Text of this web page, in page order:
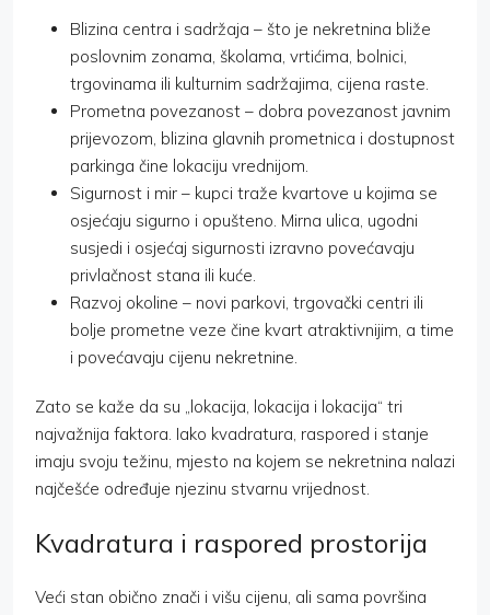
Blizina centra i sadržaja – što je nekretnina bliže
poslovnim zonama, školama, vrtićima, bolnici,
trgovinama ili kulturnim sadržajima, cijena raste.
Prometna povezanost – dobra povezanost javnim
prijevozom, blizina glavnih prometnica i dostupnost
parkinga čine lokaciju vrednijom.
Sigurnost i mir – kupci traže kvartove u kojima se
osjećaju sigurno i opušteno. Mirna ulica, ugodni
susjedi i osjećaj sigurnosti izravno povećavaju
privlačnost stana ili kuće.
Razvoj okoline – novi parkovi, trgovački centri ili
bolje prometne veze čine kvart atraktivnijim, a time
i povećavaju cijenu nekretnine.
Zato se kaže da su „lokacija, lokacija i lokacija“ tri
najvažnija faktora. Iako kvadratura, raspored i stanje
imaju svoju težinu, mjesto na kojem se nekretnina nalazi
najčešće određuje njezinu stvarnu vrijednost.
Kvadratura i raspored prostorija
Veći stan obično znači i višu cijenu, ali sama površina